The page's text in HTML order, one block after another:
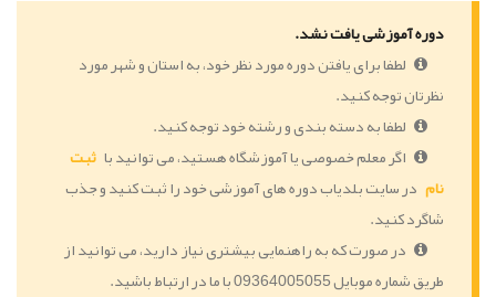
دوره آموزشی یافت نشد.
لطفا برای یافتن دوره مورد نظر خود، به استان و شهر مورد
نظرتان توجه کنید.
لطفا به دسته بندی و رشته خود توجه کنید.
اگر معلم خصوصی یا آموزشگاه هستید، می توانید با ثبت
نام در سایت بلدیاب دوره های آموزشی خود را ثبت کنید و جذب
شاگرد کنید.
در صورت که به راهنمایی بیشتری نیاز دارید، می توانید از
طریق شماره موبایل 09364005055 با ما در ارتباط باشید.